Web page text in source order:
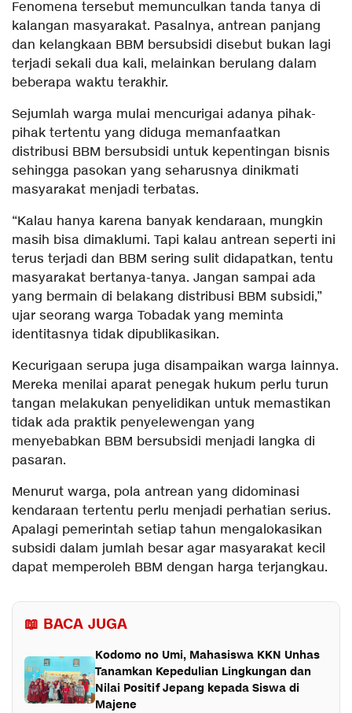
Fenomena tersebut memunculkan tanda tanya di
kalangan masyarakat. Pasalnya, antrean panjang
dan kelangkaan BBM bersubsidi disebut bukan lagi
terjadi sekali dua kali, melainkan berulang dalam
beberapa waktu terakhir.
Sejumlah warga mulai mencurigai adanya pihak-
pihak tertentu yang diduga memanfaatkan
distribusi BBM bersubsidi untuk kepentingan bisnis
sehingga pasokan yang seharusnya dinikmati
masyarakat menjadi terbatas.
“Kalau hanya karena banyak kendaraan, mungkin
masih bisa dimaklumi. Tapi kalau antrean seperti ini
terus terjadi dan BBM sering sulit didapatkan, tentu
masyarakat bertanya-tanya. Jangan sampai ada
yang bermain di belakang distribusi BBM subsidi,”
ujar seorang warga Tobadak yang meminta
identitasnya tidak dipublikasikan.
Kecurigaan serupa juga disampaikan warga lainnya.
Mereka menilai aparat penegak hukum perlu turun
tangan melakukan penyelidikan untuk memastikan
tidak ada praktik penyelewengan yang
menyebabkan BBM bersubsidi menjadi langka di
pasaran.
Menurut warga, pola antrean yang didominasi
kendaraan tertentu perlu menjadi perhatian serius.
Apalagi pemerintah setiap tahun mengalokasikan
subsidi dalam jumlah besar agar masyarakat kecil
dapat memperoleh BBM dengan harga terjangkau.
📖 BACA JUGA
Kodomo no Umi, Mahasiswa KKN Unhas
Tanamkan Kepedulian Lingkungan dan
Nilai Positif Jepang kepada Siswa di
Majene